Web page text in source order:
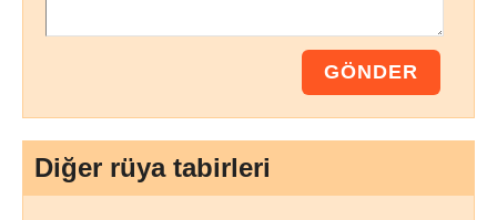
Diğer rüya tabirleri